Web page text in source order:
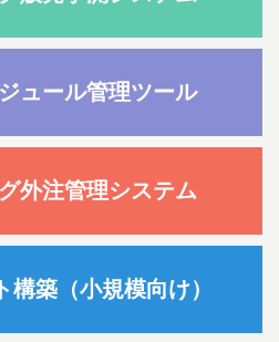
ュール管理ツール
外注管理システム
構築（小規模向け）